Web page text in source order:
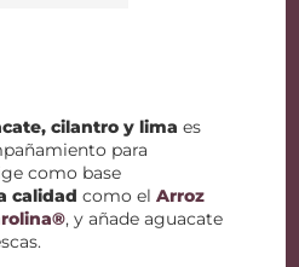
cilantro y lima es
para
como base
calidad como elArroz
, y añade aguacate